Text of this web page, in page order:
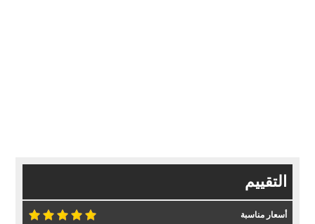
التقييم
أسعار مناسبة